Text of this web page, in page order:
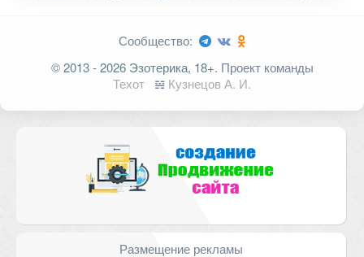
Ваш адрес email не будет
опубликован.
Обязательные поля
Сообщество:
© 2013 - 2026 Эзотерика, 18+. Проект команды
Техот
𝌴 Кузнецов А. И.
Размещение рекламы